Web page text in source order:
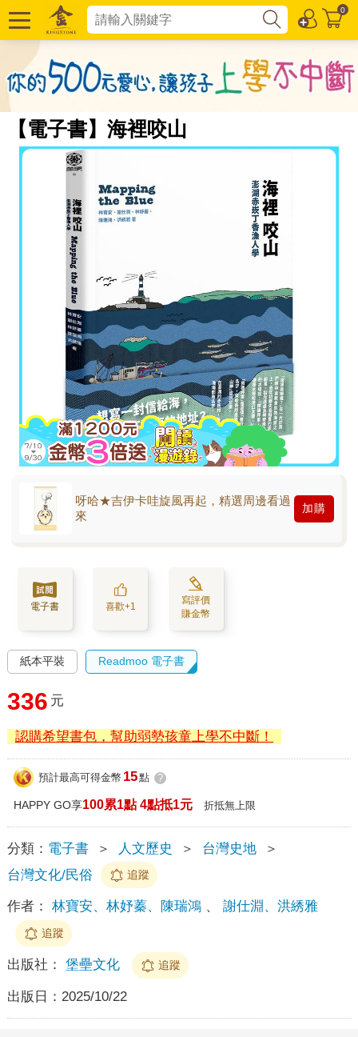
0
【電子書】海裡咬山
呀哈★吉伊卡哇旋風再起，精選周邊看過
來
加購
電子書 喜歡+1
寫評價
賺金幣
紙本平裝 Readmoo 電子書
336 元
認購希望書包，幫助弱勢孩童上學不中斷！
預計最高可得金幣 15點 ?
HAPPY GO享100累1點 4點抵1元 折抵無上限
分類： 電子書 ＞ 人文歷史 ＞ 台灣史地
＞
台灣文化/民俗
追蹤
作者： 林寶安、林妤蓁、陳瑞鴻、 謝仕淵、洪綉雅
追蹤
出版社： 堡壘文化 追蹤
出版日： 2025/10/22